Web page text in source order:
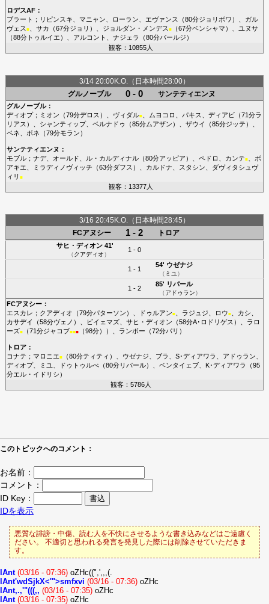
ロデスAF：
ブラート ； リピンスキ マニャン ローラン エヴァンス （80分ジョリボワ ）、 ガル
ヴェス ■、 サカ （67分ジョリ ）、 ジョルダン・メンデス ■（67分ベンシャマ ）、
ユヌサ
（88分トゥルイエ ）、 アルコント ナジェラ （80分バールジ ）
観客：10855人
3/14 20:00K.O.（日本時間28:00）
グルノーブル
0 - 0 サンテティエンヌ
グルノーブル：
ディオプ； ミオン （79分デロス ）、 ヴィダル■、 ムヨコロ パキス ディアビ（71分ラ
リアス ）、 シャンティップ、 ベルナドゥ （85分ムアザン ）、 ザウイ （85分ジッテ ）、
ベネ
ボネ （79分モラン ）
サンテティエンヌ ：
モブル； ナデ、 オールド ル・カルディナル（80分アッピア ）、 ペドロ カンテ■、 ボ
アキエ
ミラディノヴィッチ （63分ダフス ）、 カルドナ スタシン
ダヴィタシュヴ
ィリ ■
観客：13377人
3/16 20:45K.O.（日本時間28:45）
FCアヌシー
1 - 2 トロア
サヒ・ディオン41'
（クアディオ）
1 - 0
1 - 1
54' ウゼナジ
（ ミユ ）
1 - 2
85' リパール
（アドゥラン）
FCアヌシー：
エスカレ ； クアディオ （79分パターソン ）、 ドゥルアン■、 ラジュジ ロウ■、 カシ
カサデイ
（58分ヴェノ ）、 ビイェマズ、 サヒ・ディオン （58分A･ロドリゲス ）、 ラロ
ーズ■（71分ジャコブ■■■（98分））、 ランボー （72分パリ ）
トロア：
コナテ ； マロニエ■（80分ティティ ）、 ウゼナジ ブラ S･ディアワラ アドゥラン
ディオプ、 ミユ ドゥトゥルべ（80分リパール）、 ベンタイェブ、 K･ディアワラ
（95
分エル・イドリシ ）
観客：5786人
このトピックへのコメント：
お名前：
コメント：
ID Key：
IDを表示
悪質な誹謗・中傷、読む人を不快にさせるような書き込みなどはご遠慮く
ださい。 不適切と思われる発言を発見した際には削除させていただきま
す。
lAnt (03/16 - 07:36) oZHc((",',,,(.
lAnt'wdSjkX<'">smfxvi (03/16 - 07:36) oZHc
lAnt,.,'"(((,, (03/16 - 07:35) oZHc
lAnt (03/16 - 07:35) oZHc